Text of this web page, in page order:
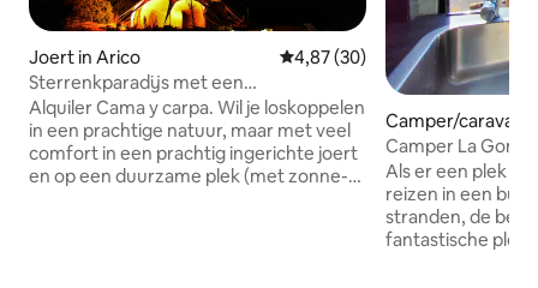
Joert in Arico Gemiddelde beoordeling van
4,87 (30)
Sterrenkparadijs met een
adembenemend uitzicht
Alquiler Cama y carpa. Wil je loskoppelen
in een prachtige natuur, maar met veel
comfort in een prachtig ingerichte joert
en op een duurzame plek (met zonne-
Camper/caravan
stián de La
Camper La
Als er een plek is
reizen in een
stranden, de
fantastische